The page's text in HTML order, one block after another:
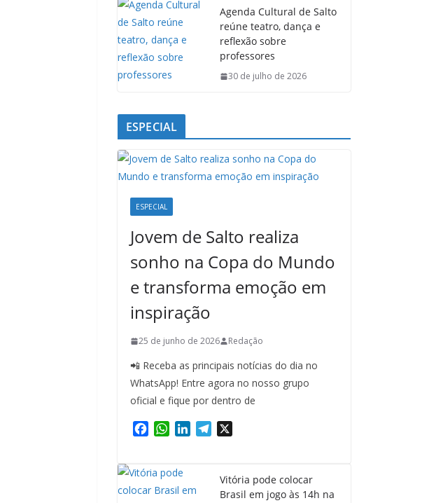
Agenda Cultural de Salto
reúne teatro, dança e
reflexão sobre
professores
30 de julho de 2026
ESPECIAL
ESPECIAL
Jovem de Salto realiza
sonho na Copa do Mundo
e transforma emoção em
inspiração
25 de junho de 2026 Redação
📲 Receba as principais notícias do dia no
WhatsApp! Entre agora no nosso grupo
oficial e fique por dentro de
e
b
W
t
s
e
Vitória pode colocar
Brasil em jogo às 14h na